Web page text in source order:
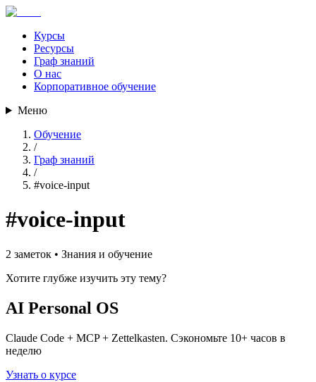
Курсы
Ресурсы
Граф знаний
О нас
Корпоративное обучение
Меню
Обучение
/
Граф знаний
/
#voice-input
#voice-input
2 заметок • Знания и обучение
Хотите глубже изучить эту тему?
AI Personal OS
Claude Code + MCP + Zettelkasten. Сэкономьте 10+ часов в
неделю
Узнать о курсе